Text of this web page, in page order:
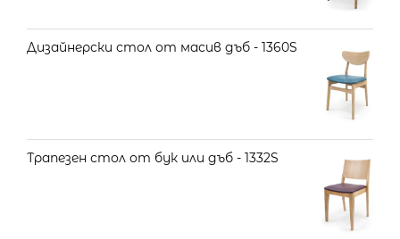
Дизайнерски стол от масив дъб - 1360S
Трапезен стол от бук или дъб - 1332S